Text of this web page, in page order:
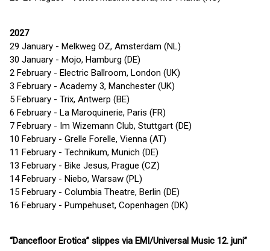
2027
29 January - Melkweg OZ, Amsterdam (NL)
30 January - Mojo, Hamburg (DE)
2 February - Electric Ballroom, London (UK)
3 February - Academy 3, Manchester (UK)
5 February - Trix, Antwerp (BE)
6 February - La Maroquinerie, Paris (FR)
7 February - Im Wizemann Club, Stuttgart (DE)
10 February - Grelle Forelle, Vienna (AT)
11 February - Technikum, Munich (DE)
13 February - Bike Jesus, Prague (CZ)
14 February - Niebo, Warsaw (PL)
15 February - Columbia Theatre, Berlin (DE)
16 February - Pumpehuset, Copenhagen (DK)
“Dancefloor Erotica” slippes via EMI/Universal Music 12. juni”